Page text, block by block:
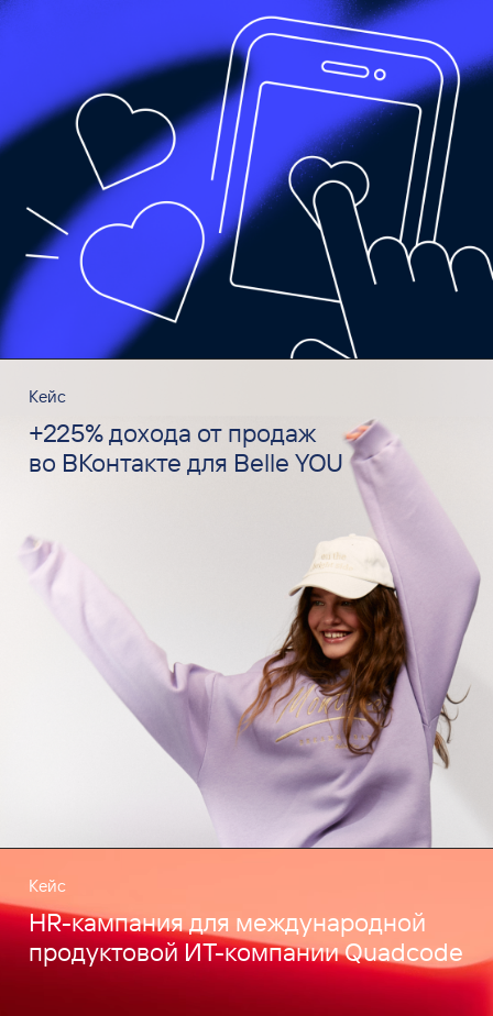
Кейс
+225% дохода от продаж
во ВКонтакте для Belle YOU
Кейс
HR-кампания для международной
продуктовой ИТ-компании Quadcode